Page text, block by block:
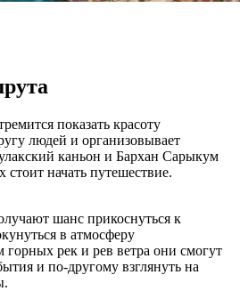
показать красоту
людей и организовывает
каньон и Бархан Сарыкум
начать путешествие.
шанс прикоснуться к
в атмосферу
рек и рев ветра они смогут
и по-другому взглянуть на